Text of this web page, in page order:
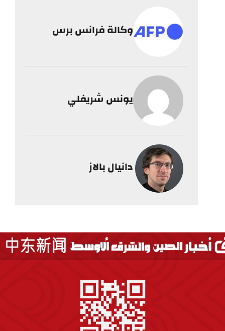
وكالة فرانس برس
يونس شريفلي
دانيال بالاز